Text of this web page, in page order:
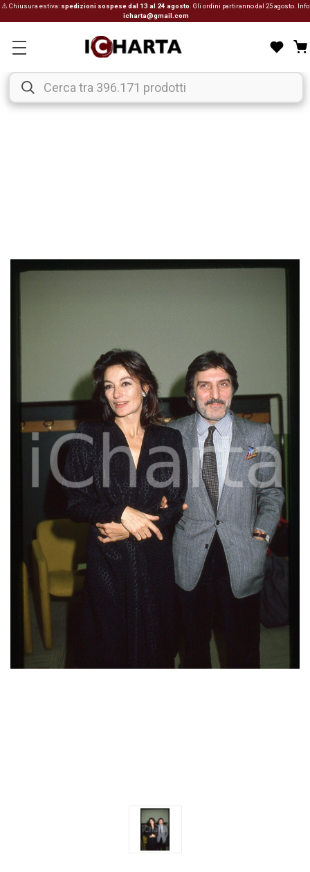
⚠ Chiusura estiva: spedizioni sospese dal 13 al 24 agosto . Gli ordini partiranno dal 25 agosto. Info:
icharta@gmail.com